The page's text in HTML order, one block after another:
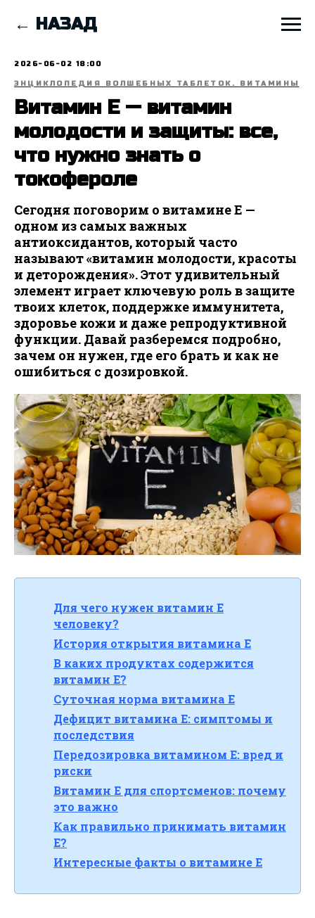
← НАЗАД
2026-06-02 18:00
ЭНЦИКЛОПЕДИЯ ВОЛШЕБНЫХ ТАБЛЕТОК. ВИТАМИНЫ
Витамин E — витамин
молодости и защиты: все,
что нужно знать о
токофероле
Сегодня поговорим о витамине E —
одном из самых важных
антиоксидантов, который часто
называют «витамин молодости, красоты
и деторождения». Этот удивительный
элемент играет ключевую роль в защите
твоих клеток, поддержке иммунитета,
здоровье кожи и даже репродуктивной
функции. Давай разберемся подробно,
зачем он нужен, где его брать и как не
ошибиться с дозировкой.
Для чего нужен витамин E
человеку?
История открытия витамина E
В каких продуктах содержится
витамин E?
Суточная норма витамина E
Дефицит витамина E: симптомы и
последствия
Передозировка витамином E: вред и
риски
Витамин E для спортсменов: почему
это важно
Как правильно принимать витамин
E?
Интересные факты о витамине E